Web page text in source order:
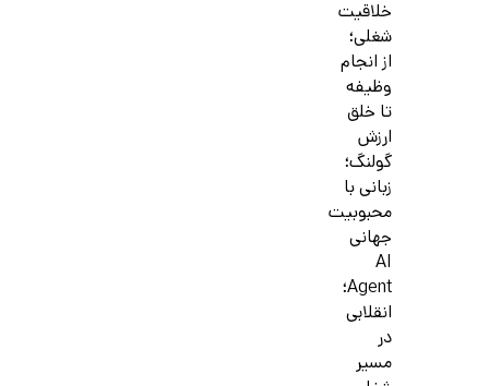
خلاقیت
شغلی؛
از انجام
وظیفه
تا خلق
ارزش
گولنگ؛
زبانی با
محبوبیت
جهانی
AI
Agent؛
انقلابی
در
مسیر